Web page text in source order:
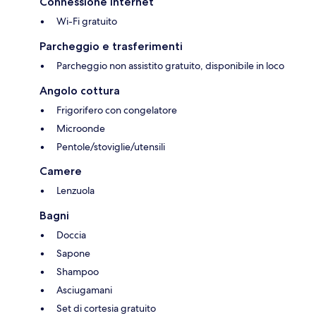
Wi-Fi gratuito
Parcheggio e trasferimenti
Parcheggio non assistito gratuito, disponibile in loco
Angolo cottura
Frigorifero con congelatore
Microonde
Pentole/stoviglie/utensili
Camere
Lenzuola
Bagni
Doccia
Sapone
Shampoo
Asciugamani
Set di cortesia gratuito